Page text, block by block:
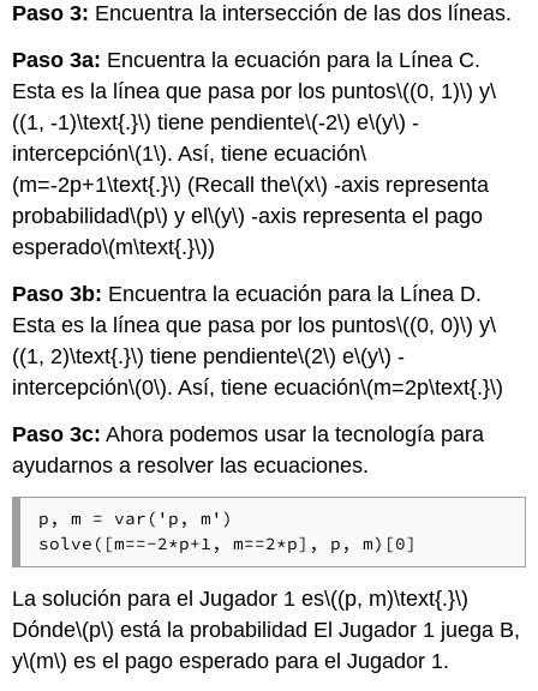
Paso 3: Encuentra la intersección de las dos líneas.
Paso 3a: Encuentra la ecuación para la Línea C.
Esta es la línea que pasa por los puntos\((0, 1)\) y\
((1, -1)\text{.}\) tiene pendiente\(-2\) e\(y\) -
intercepción\(1\). Así, tiene ecuación\
(m=-2p+1\text{.}\) (Recall the\(x\) -axis representa
probabilidad\(p\) y el\(y\) -axis representa el pago
esperado\(m\text{.}\))
Paso 3b: Encuentra la ecuación para la Línea D.
Esta es la línea que pasa por los puntos\((0, 0)\) y\
((1, 2)\text{.}\) tiene pendiente\(2\) e\(y\) -
intercepción\(0\). Así, tiene ecuación\(m=2p\text{.}\)
Paso 3c: Ahora podemos usar la tecnología para
ayudarnos a resolver las ecuaciones.
p, m = var('p, m')
solve([m==-2*p+1, m==2*p], p, m)[0]
La solución para el Jugador 1 es\((p, m)\text{.}\)
Dónde\(p\) está la probabilidad El Jugador 1 juega B,
y\(m\) es el pago esperado para el Jugador 1.